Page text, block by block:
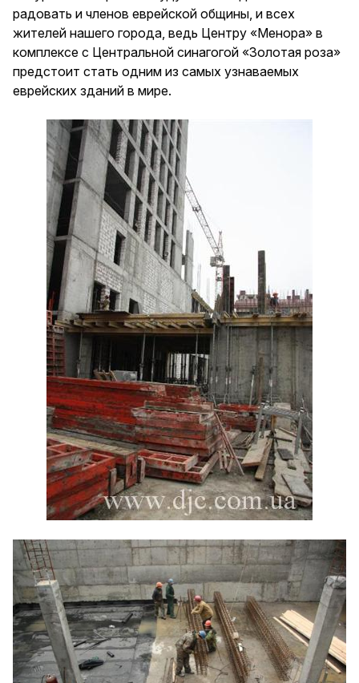
радовать и членов еврейской общины, и всех
жителей нашего города, ведь Центру «Менора» в
комплексе с Центральной синагогой «Золотая роза»
предстоит стать одним из самых узнаваемых
еврейских зданий в мире.